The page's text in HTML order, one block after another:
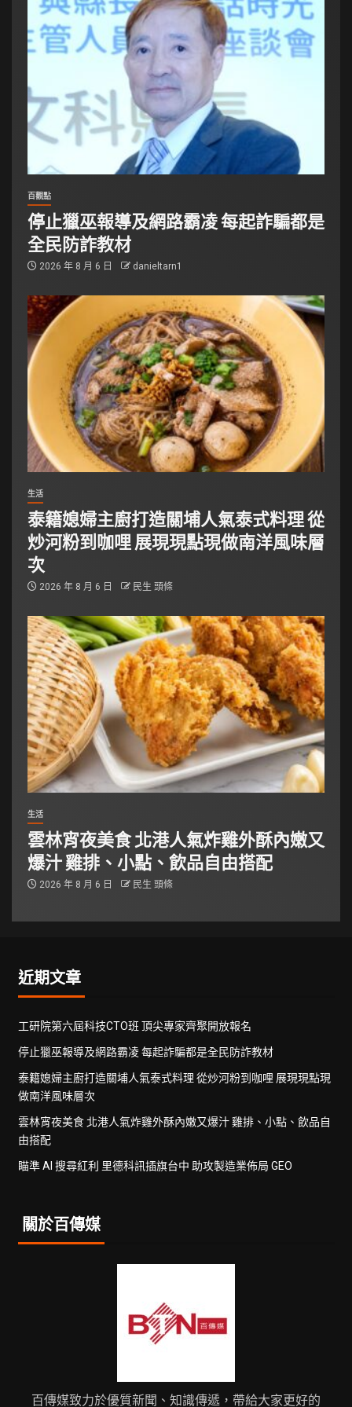
百觀點
停止獵巫報導及網路霸凌 每起詐騙都是
全民防詐教材
2026 年 8 月 6 日 danieltarn1
生活
泰籍媳婦主廚打造關埔人氣泰式料理 從
炒河粉到咖哩 展現現點現做南洋風味層
次
2026 年 8 月 6 日 民生 頭條
生活
雲林宵夜美食 北港人氣炸雞外酥內嫩又
爆汁 雞排、小點、飲品自由搭配
2026 年 8 月 6 日 民生 頭條
近期文章
工研院第六屆科技CTO班 頂尖專家齊聚開放報名
停止獵巫報導及網路霸凌 每起詐騙都是全民防詐教材
泰籍媳婦主廚打造關埔人氣泰式料理 從炒河粉到咖哩 展現現點現
做南洋風味層次
雲林宵夜美食 北港人氣炸雞外酥內嫩又爆汁 雞排、小點、飲品自
由搭配
瞄準 AI 搜尋紅利 里德科訊插旗台中 助攻製造業佈局 GEO
關於百傳媒
百傳媒致力於優質新聞、知識傳遞，帶給大家更好的